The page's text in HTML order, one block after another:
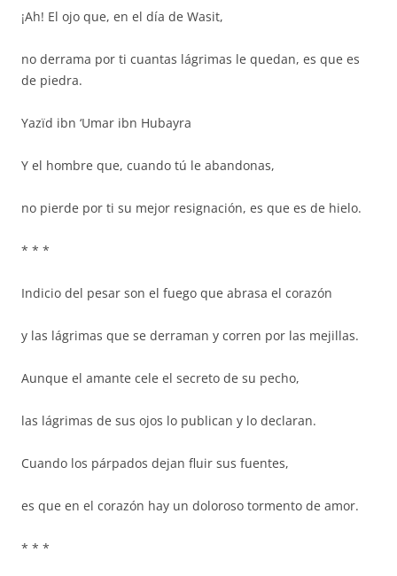
¡Ah! El ojo que, en el día de Wasit,
no derrama por ti cuantas lágrimas le quedan, es que es
de piedra.
Yazïd ibn ‘Umar ibn Hubayra
Y el hombre que, cuando tú le abandonas,
no pierde por ti su mejor resignación, es que es de hielo.
* * *
Indicio del pesar son el fuego que abrasa el corazón
y las lágrimas que se derraman y corren por las mejillas.
Aunque el amante cele el secreto de su pecho,
las lágrimas de sus ojos lo publican y lo declaran.
Cuando los párpados dejan fluir sus fuentes,
es que en el corazón hay un doloroso tormento de amor.
* * *